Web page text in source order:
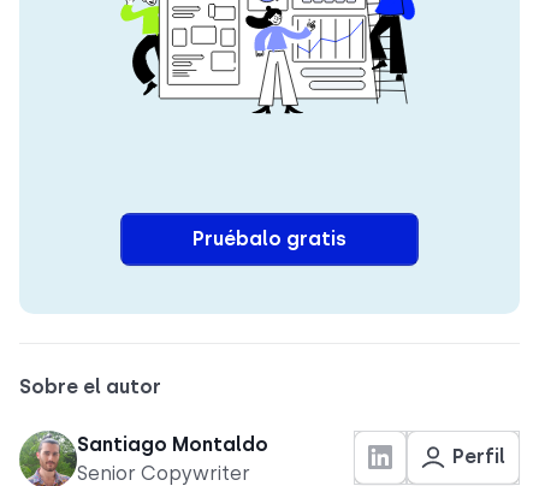
Pruébalo gratis
Sobre el autor
Santiago Montaldo
Senior Copywriter
Perfil